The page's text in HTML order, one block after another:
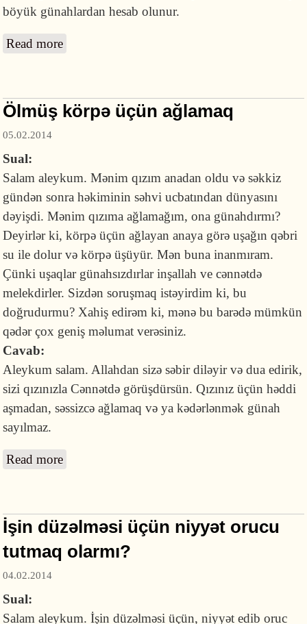
böyük günahlardan hesab olunur.
Read more
Ölmüş körpə üçün ağlamaq
05.02.2014
Sual:
Salam aleykum. Mənim qızım anadan oldu və səkkiz
gündən sonra həkiminin səhvi ucbatından dünyasını
dəyişdi. Mənim qızıma ağlamağım, ona günahdırmı?
Deyirlər ki, körpə üçün ağlayan anaya görə uşağın qəbri
su ile dolur və körpə üşüyür. Mən buna inanmıram.
Çünki uşaqlar günahsızdırlar inşallah ve cənnətdə
melekdirler. Sizdən soruşmaq istəyirdim ki, bu
doğrudurmu? Xahiş edirəm ki, mənə bu barədə mümkün
qədər çox geniş məlumat verəsiniz.
Cavab:
Aleykum salam. Allahdan sizə səbir diləyir və dua edirik,
sizi qızınızla Cənnətdə görüşdürsün. Qızınız üçün həddi
aşmadan, səssizcə ağlamaq və ya kədərlənmək günah
sayılmaz.
Read more
İşin düzəlməsi üçün niyyət orucu
tutmaq olarmı?
04.02.2014
Sual:
Salam aleykum. İşin düzəlməsi üçün, niyyət edib oruc